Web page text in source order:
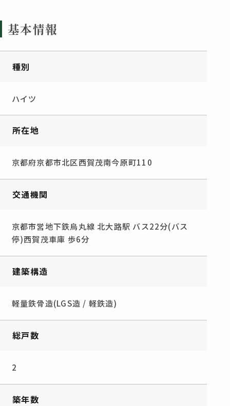
基本情報
種別
ハイツ
所在地
京都府京都市北区西賀茂南今原町110
交通機関
京都市営地下鉄烏丸線 北大路駅 バス22分(バス
停)西賀茂車庫 歩6分
建築構造
軽量鉄骨造(LGS造 / 軽鉄造)
総戸数
2
築年数